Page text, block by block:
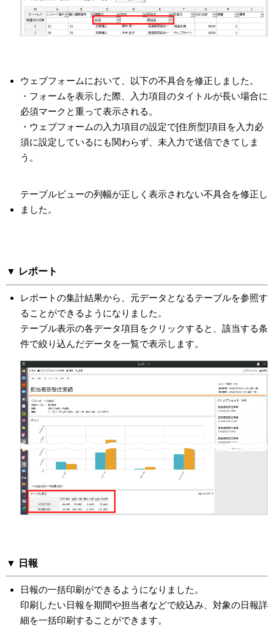
ウェブフォームにおいて、以下の不具合を修正しました。
・フォームを表示した際、入力項目のタイトルが長い場合に
必須マークと重って表示される。
・ウェブフォームの入力項目の設定で[住所型]項目を入力必
須に設定しているにも関わらず、未入力で送信できてしま
う。
テーブルビューの列幅が正しく表示されない不具合を修正し
ました。
▼ レポート
レポートの集計結果から、元データとなるテーブルを参照す
ることができるようになりました。
テーブル表示の各データ項目をクリックすると、該当する条
件で絞り込んだデータを一覧で表示します。
▼ 日報
日報の一括印刷ができるようになりました。
印刷したい日報を期間や担当者などで絞込み、対象の日報詳
細を一括印刷することができます。